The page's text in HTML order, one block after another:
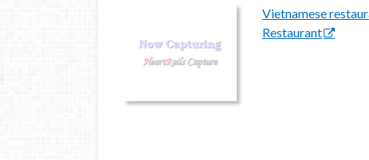
Vietnamese
Restaurant